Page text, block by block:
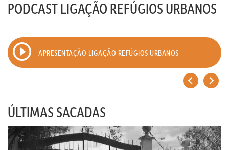
PODCAST LIGAÇÃO REFÚGIOS URBANOS
APRESENTAÇÃO LIGAÇÃO REFÚGIOS URBANOS
< >
ÚLTIMAS SACADAS